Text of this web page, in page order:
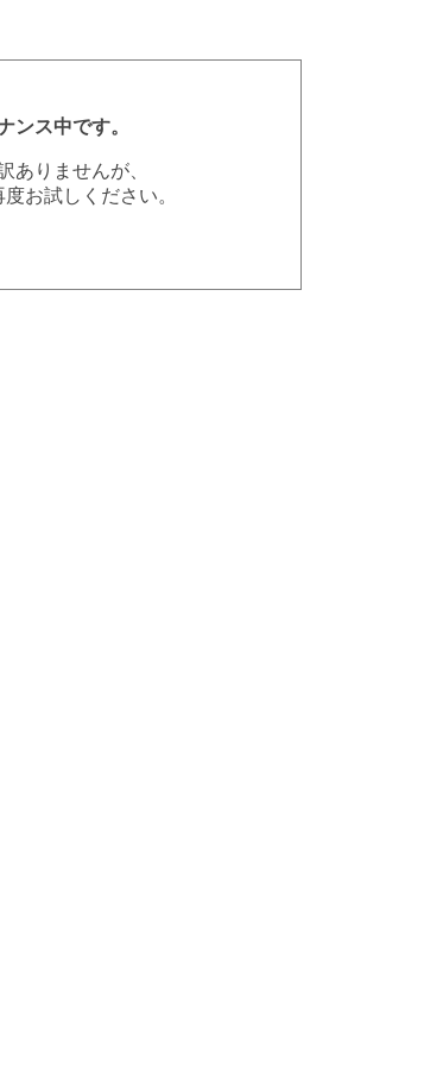
ンス中です。
ありませんが、
お試しください。